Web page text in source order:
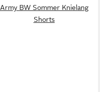
Army BW Sommer Knielang
Shorts